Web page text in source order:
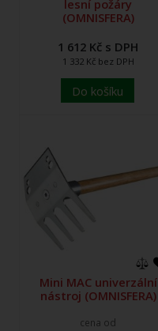
lesní požáry
(OMNISFERA)
1 612 Kč s DPH
1 332 Kč bez DPH
Do košíku
Mini MAC univerzální
nástroj (OMNISFERA)
cena od